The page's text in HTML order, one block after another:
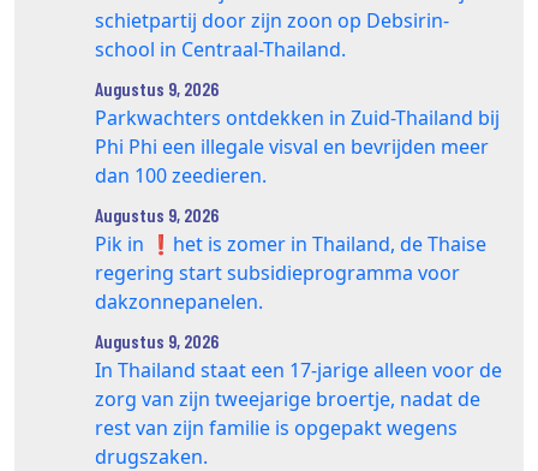
schietpartij door zijn zoon op Debsirin-
school in Centraal-Thailand.
Augustus 9, 2026
Parkwachters ontdekken in Zuid-Thailand bij
Phi Phi een illegale visval en bevrijden meer
dan 100 zeedieren.
Augustus 9, 2026
Pik in ❗️het is zomer in Thailand, de Thaise
regering start subsidieprogramma voor
dakzonnepanelen.
Augustus 9, 2026
In Thailand staat een 17‑jarige alleen voor de
zorg van zijn tweejarige broertje, nadat de
rest van zijn familie is opgepakt wegens
drugszaken.